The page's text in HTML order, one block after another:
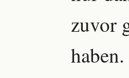
zuvor
haben.